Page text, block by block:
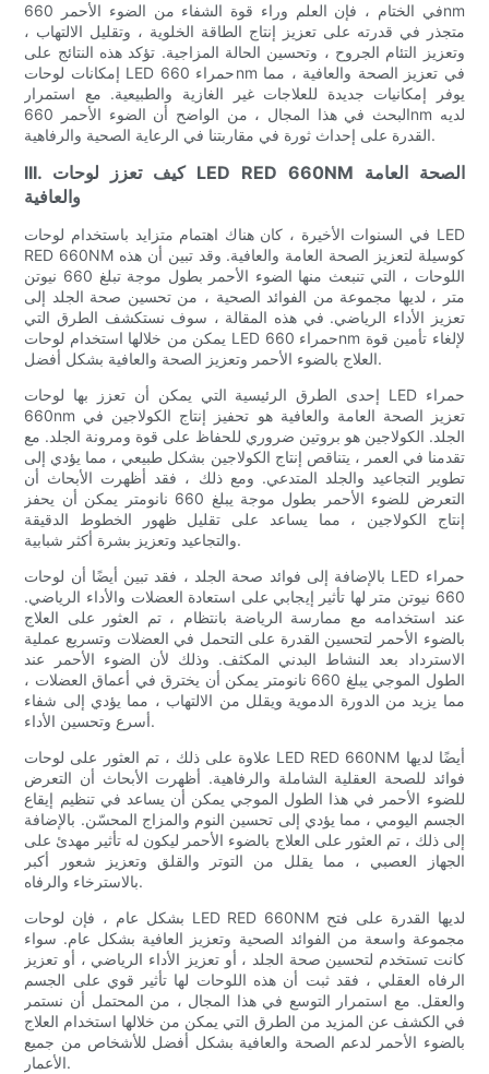
في الختام ، فإن العلم وراء قوة الشفاء من الضوء الأحمر 660nm
متجذر في قدرته على تعزيز إنتاج الطاقة الخلوية ، وتقليل الالتهاب ،
وتعزيز التئام الجروح ، وتحسين الحالة المزاجية. تؤكد هذه النتائج على
إمكانات لوحات LED حمراء 660nm في تعزيز الصحة والعافية ، مما
يوفر إمكانيات جديدة للعلاجات غير الغازية والطبيعية. مع استمرار
البحث في هذا المجال ، من الواضح أن الضوء الأحمر 660nm لديه
القدرة على إحداث ثورة في مقاربتنا في الرعاية الصحية والرفاهية.
III. كيف تعزز لوحات LED RED 660NM الصحة العامة
والعافية
في السنوات الأخيرة ، كان هناك اهتمام متزايد باستخدام لوحات LED
RED 660NM كوسيلة لتعزيز الصحة العامة والعافية. وقد تبين أن هذه
اللوحات ، التي تنبعث منها الضوء الأحمر بطول موجة تبلغ 660 نيوتن
متر ، لديها مجموعة من الفوائد الصحية ، من تحسين صحة الجلد إلى
تعزيز الأداء الرياضي. في هذه المقالة ، سوف نستكشف الطرق التي
يمكن من خلالها استخدام لوحات LED حمراء 660nm لإلغاء تأمين قوة
العلاج بالضوء الأحمر وتعزيز الصحة والعافية بشكل أفضل.
إحدى الطرق الرئيسية التي يمكن أن تعزز بها لوحات LED حمراء
660nm تعزيز الصحة العامة والعافية هو تحفيز إنتاج الكولاجين في
الجلد. الكولاجين هو بروتين ضروري للحفاظ على قوة ومرونة الجلد. مع
تقدمنا ​​في العمر ، يتناقص إنتاج الكولاجين بشكل طبيعي ، مما يؤدي إلى
تطوير التجاعيد والجلد المتدعي. ومع ذلك ، فقد أظهرت الأبحاث أن
التعرض للضوء الأحمر بطول موجة يبلغ 660 نانومتر يمكن أن يحفز
إنتاج الكولاجين ، مما يساعد على تقليل ظهور الخطوط الدقيقة
والتجاعيد وتعزيز بشرة أكثر شبابية.
بالإضافة إلى فوائد صحة الجلد ، فقد تبين أيضًا أن لوحات LED حمراء
660 نيوتن متر لها تأثير إيجابي على استعادة العضلات والأداء الرياضي.
عند استخدامه مع ممارسة الرياضة بانتظام ، تم العثور على العلاج
بالضوء الأحمر لتحسين القدرة على التحمل في العضلات وتسريع عملية
الاسترداد بعد النشاط البدني المكثف. وذلك لأن الضوء الأحمر عند
الطول الموجي يبلغ 660 نانومتر يمكن أن يخترق في أعماق العضلات ،
مما يزيد من الدورة الدموية ويقلل من الالتهاب ، مما يؤدي إلى شفاء
أسرع وتحسين الأداء.
علاوة على ذلك ، تم العثور على لوحات LED RED 660NM أيضًا لديها
فوائد للصحة العقلية الشاملة والرفاهية. أظهرت الأبحاث أن التعرض
للضوء الأحمر في هذا الطول الموجي يمكن أن يساعد في تنظيم إيقاع
الجسم اليومي ، مما يؤدي إلى تحسين النوم والمزاج المحسّن. بالإضافة
إلى ذلك ، تم العثور على العلاج بالضوء الأحمر ليكون له تأثير مهدئ على
الجهاز العصبي ، مما يقلل من التوتر والقلق وتعزيز شعور أكبر
بالاسترخاء والرفاه.
بشكل عام ، فإن لوحات LED RED 660NM لديها القدرة على فتح
مجموعة واسعة من الفوائد الصحية وتعزيز العافية بشكل عام. سواء
كانت تستخدم لتحسين صحة الجلد ، أو تعزيز الأداء الرياضي ، أو تعزيز
الرفاه العقلي ، فقد ثبت أن هذه اللوحات لها تأثير قوي على الجسم
والعقل. مع استمرار التوسع في هذا المجال ، من المحتمل أن نستمر
في الكشف عن المزيد من الطرق التي يمكن من خلالها استخدام العلاج
بالضوء الأحمر لدعم الصحة والعافية بشكل أفضل للأشخاص من جميع
الأعمار.